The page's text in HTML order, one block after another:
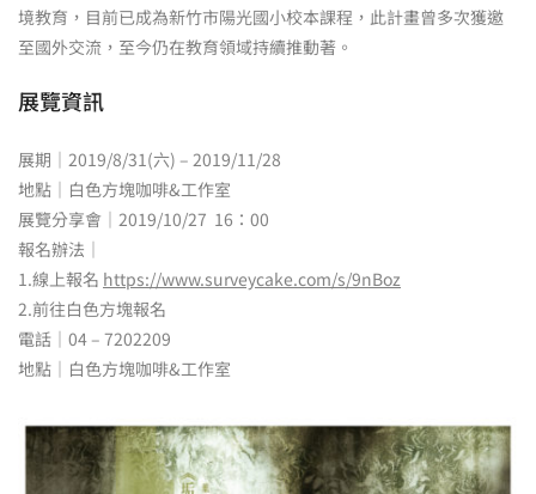
境教育，目前已成為新竹市陽光國小校本課程，此計畫曾多次獲邀
至國外交流，至今仍在教育領域持續推動著。
展覽資訊
展期｜2019/8/31(六) – 2019/11/28
地點｜白色方塊咖啡&工作室
展覽分享會｜2019/10/27 16：00
報名辦法｜
1.線上報名 https://www.surveycake.com/s/9nBoz
2.前往白色方塊報名
電話｜04 – 7202209
地點｜白色方塊咖啡&工作室